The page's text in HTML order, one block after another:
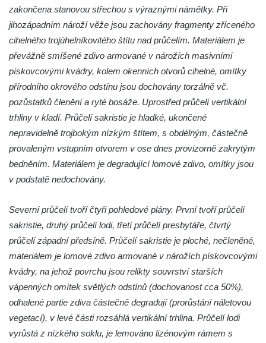
Jimlíně
Kaple v zahradě domu čp. 55 v Jimlíně
Kaple svatého Josefa v Jimlíně
Márnice na hřbitově v Opočně u Loun
Kostel Nanebevzetí Panny Marie v Opočně
Kostel svaté Barbory v Otvicích
Kostel svatého archanděla Michaela ve
Všestudech
Kostel svatého Václava ve Strupčicích
Kaple v Michalovicích
Kostel svatého Mikuláše ve Velkých
Kaple svatého Urbana ve Velkých
Žernosekách
Kaple svatého Huberta u hradiště Hrádek u
Libochovan
Kostel Narození Panny Marie v
Libochovanech
Márnice u kostel svatého Jana
Nepomuckého ve Starých Křečanech
zakončena stanovou střechou s výraznými námětky. Při
jihozápadním nároží věže jsou zachovány fragmenty zříceného
cihelného trojúhelníkovitého štítu nad průčelím. Materiálem je
převážně smíšené zdivo armované v nárožích masivními
pískovcovými kvádry, kolem okenních otvorů cihelné, omítky
přírodního okrového odstínu jsou dochovány torzálně vč.
pozůstatků členění a ryté bosáže. Uprostřed průčelí vertikální
trhliny v kladí. Průčelí sakristie je hladké, ukončené
nepravidelně trojbokým nízkým štítem, s obdélným, částečně
provaleným vstupním otvorem v ose dnes provizorně zakrytým
bedněním. Materiálem je degradující lomové zdivo, omítky jsou
v podstatě nedochovány.
Severní průčelí tvoří čtyři pohledové plány. První tvoří průčelí
sakristie, druhý průčelí lodi, třetí průčelí presbytáře, čtvrtý
průčelí západní předsíně. Průčelí sakristie je ploché, nečleněné,
materiálem je lomové zdivo armované v nárožích pískovcovými
kvádry, na jehož povrchu jsou relikty souvrství starších
vápenných omítek světlých odstínů (dochovanost cca 50%),
odhalené partie zdiva částečně degradují (prorůstání náletovou
vegetací), v levé části rozsáhlá vertikální trhlina. Průčelí lodi
vyrůstá z nízkého soklu, je lemováno lizénovým rámem s